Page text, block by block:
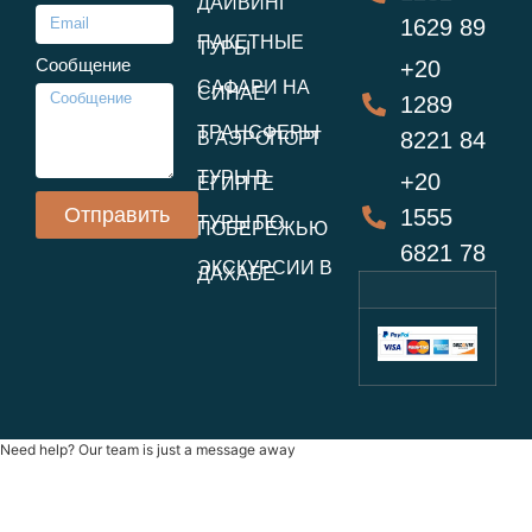
Сообщение
Отправить
ПАКЕТНЫЕ
ТУРЫ
САФАРИ НА
СИНАЕ
ТРАНСФЕРЫ
В АЭРОПОРТ
ТУРЫ В
ЕГИПТЕ
ТУРЫ ПО
ПОБЕРЕЖЬЮ
ЭКСКУРСИИ В
ДАХАБЕ
1629 89
+20
1289
8221 84
+20
1555
6821 78
Need help? Our team is just a message away